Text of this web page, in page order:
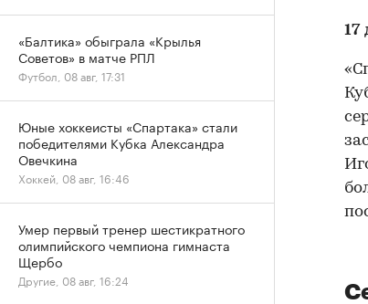
17
«Балтика» обыграла «Крылья
Советов» в матче РПЛ
Футбол, 08 авг, 17:31
Юные хоккеисты «Спартака» стали
победителями Кубка Александра
Овечкина
Хоккей, 08 авг, 16:46
Умер первый тренер шестикратного
олимпийского чемпиона гимнаста
Щербо
Другие, 08 авг, 16:24